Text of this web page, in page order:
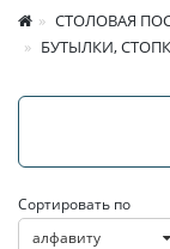
СТОЛОВАЯ
БУТЫЛКИ,
Сортировать по
алфавиту